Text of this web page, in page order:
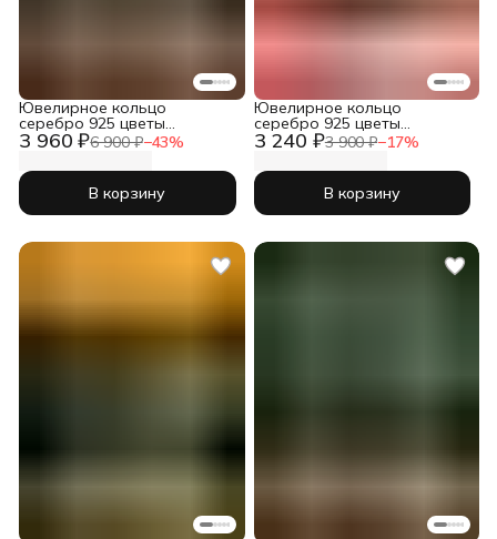
3 960 ₽6 900 ₽−43%
Ювелирное кольцо
серебро 925 цветы
Подсолнух
В корзину
3 240 ₽3 900 ₽−17%
Ювелирное кольцо
серебро 925 цветы
Чертополох
В корзину